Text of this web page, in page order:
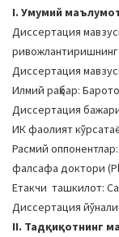
I. Умумий
Диссертация
ривожлантиришнинг
Диссертация
Илмий раҳбар:
Диссертация
ИК фаолият
Расмий
фалсафа доктори
Етакчи ташкилот:
Диссертация
II. Тадқиқотнинг